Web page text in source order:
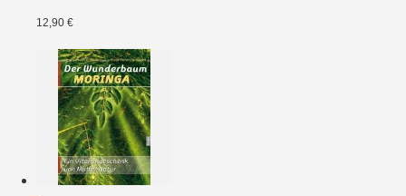
12,90 €